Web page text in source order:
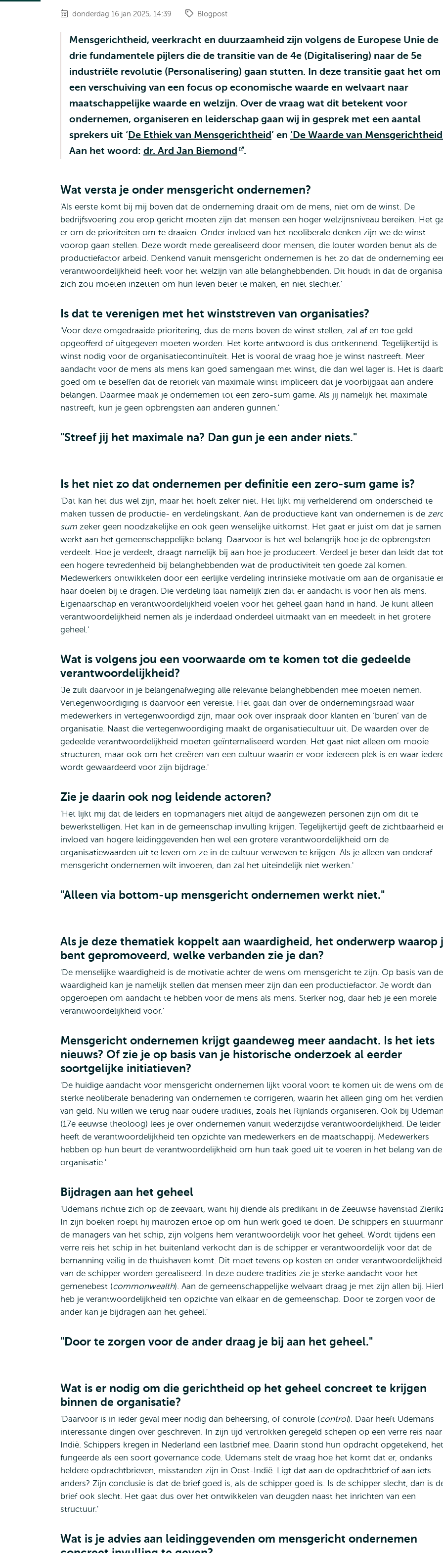
donderdag 16 jan 2025, 14:39 Blogpost
Mensgerichtheid, veerkracht en duurzaamheid zijn volgens de Europese Unie de
drie fundamentele pijlers die de transitie van de 4e (Digitalisering) naar de 5e
industriële revolutie (Personalisering) gaan stutten. In deze transitie gaat het om
een verschuiving van een focus op economische waarde en welvaart naar
maatschappelijke waarde en welzijn. Over de vraag wat dit betekent voor
ondernemen, organiseren en leiderschap gaan wij in gesprek met een aantal
sprekers uit ‘De Ethiek van Mensgerichtheid’ en ‘De Waarde van
Aan het woord: dr. Ard Jan Biemond
Opent
.
Wat versta je onder mensgericht ondernemen?
'Als eerste komt bij mij boven dat de onderneming draait om de mens, niet om de winst. De
bedrijfsvoering zou erop gericht moeten zijn dat mensen een hoger welzijnsniveau bereiken. Het
er om de prioriteiten om te draaien. Onder invloed van het neoliberale denken zijn we de winst
voorop gaan stellen. Deze wordt mede gerealiseerd door mensen, die louter worden benut als de
productiefactor arbeid. Denkend vanuit mensgericht ondernemen is het zo dat de onderneming
verantwoordelijkheid heeft voor het welzijn van alle belanghebbenden. Dit houdt in dat de
zich zou moeten inzetten om hun leven beter te maken, en niet slechter.'
Is dat te verenigen met het winststreven van organisaties?
'Voor deze omgedraaide prioritering, dus de mens boven de winst stellen, zal af en toe geld
opgeofferd of uitgegeven moeten worden. Het korte antwoord is dus ontkennend. Tegelijkertijd is
winst nodig voor de organisatiecontinuïteit. Het is vooral de vraag hoe je winst nastreeft. Meer
aandacht voor de mens als mens kan goed samengaan met winst, die dan wel lager is. Het is
goed om te beseffen dat de retoriek van maximale winst impliceert dat je voorbijgaat aan andere
belangen. Daarmee maak je ondernemen tot een zero-sum game. Als jij namelijk het maximale
nastreeft, kun je geen opbrengsten aan anderen gunnen.'
"Streef jij het maximale na? Dan gun je een ander niets."
Is het niet zo dat ondernemen per definitie een zero-sum game is?
'Dat kan het dus wel zijn, maar het hoeft zeker niet. Het lijkt mij verhelderend om onderscheid te
maken tussen de productie- en verdelingskant. Aan de productieve kant van ondernemen is de
sum zeker geen noodzakelijke en ook geen wenselijke uitkomst. Het gaat er juist om dat je samen
werkt aan het gemeenschappelijke belang. Daarvoor is het wel belangrijk hoe je de opbrengsten
verdeelt. Hoe je verdeelt, draagt namelijk bij aan hoe je produceert. Verdeel je beter dan leidt dat tot
een hogere tevredenheid bij belanghebbenden wat de productiviteit ten goede zal komen.
Medewerkers ontwikkelen door een eerlijke verdeling intrinsieke motivatie om aan de organisatie
haar doelen bij te dragen. Die verdeling laat namelijk zien dat er aandacht is voor hen als mens.
Eigenaarschap en verantwoordelijkheid voelen voor het geheel gaan hand in hand. Je kunt alleen
verantwoordelijkheid nemen als je inderdaad onderdeel uitmaakt van en meedeelt in het grotere
geheel.'
Wat is volgens jou een voorwaarde om te komen tot die gedeelde
verantwoordelijkheid?
'Je zult daarvoor in je belangenafweging alle relevante belanghebbenden mee moeten nemen.
Vertegenwoordiging is daarvoor een vereiste. Het gaat dan over de ondernemingsraad waar
medewerkers in vertegenwoordigd zijn, maar ook over inspraak door klanten en ‘buren’ van de
organisatie. Naast die vertegenwoordiging maakt de organisatiecultuur uit. De waarden over de
gedeelde verantwoordelijkheid moeten geïnternaliseerd worden. Het gaat niet alleen om mooie
structuren, maar ook om het creëren van een cultuur waarin er voor iedereen plek is en waar
wordt gewaardeerd voor zijn bijdrage.'
Zie je daarin ook nog leidende actoren?
'Het lijkt mij dat de leiders en topmanagers niet altijd de aangewezen personen zijn om dit te
bewerkstelligen. Het kan in de gemeenschap invulling krijgen. Tegelijkertijd geeft de zichtbaarheid
invloed van hogere leidinggevenden hen wel een grotere verantwoordelijkheid om de
organisatiewaarden uit te leven om ze in de cultuur verweven te krijgen. Als je alleen van onderaf
mensgericht ondernemen wilt invoeren, dan zal het uiteindelijk niet werken.'
"Alleen via bottom-up mensgericht ondernemen werkt niet."
Als je deze thematiek koppelt aan waardigheid, het onderwerp waarop
bent gepromoveerd, welke verbanden zie je dan?
'De menselijke waardigheid is de motivatie achter de wens om mensgericht te zijn. Op basis van de
waardigheid kan je namelijk stellen dat mensen meer zijn dan een productiefactor. Je wordt dan
opgeroepen om aandacht te hebben voor de mens als mens. Sterker nog, daar heb je een morele
verantwoordelijkheid voor.'
Mensgericht ondernemen krijgt gaandeweg meer aandacht. Is het iets
nieuws? Of zie je op basis van je historische onderzoek al eerder
soortgelijke initiatieven?
'De huidige aandacht voor mensgericht ondernemen lijkt vooral voort te komen uit de wens om
sterke neoliberale benadering van ondernemen te corrigeren, waarin het alleen ging om het
van geld. Nu willen we terug naar oudere tradities, zoals het Rijnlands organiseren. Ook bij
(17e eeuwse theoloog) lees je over ondernemen vanuit wederzijdse verantwoordelijkheid. De leider
heeft de verantwoordelijkheid ten opzichte van medewerkers en de maatschappij. Medewerkers
hebben op hun beurt de verantwoordelijkheid om hun taak goed uit te voeren in het belang van de
organisatie.'
Bijdragen aan het geheel
'Udemans richtte zich op de zeevaart, want hij diende als predikant in de Zeeuwse havenstad
In zijn boeken roept hij matrozen ertoe op om hun werk goed te doen. De schippers en
de managers van het schip, zijn volgens hem verantwoordelijk voor het geheel. Wordt tijdens een
verre reis het schip in het buitenland verkocht dan is de schipper er verantwoordelijk voor dat de
bemanning veilig in de thuishaven komt. Dit moet tevens op kosten en onder verantwoordelijkheid
van de schipper worden gerealiseerd. In deze oudere tradities zie je sterke aandacht voor het
gemenebest (commonwealth). Aan de gemeenschappelijke welvaart draag je met zijn allen bij.
heb je verantwoordelijkheid ten opzichte van elkaar en de gemeenschap. Door te zorgen voor de
ander kan je bijdragen aan het geheel.'
"Door te zorgen voor de ander draag je bij aan het geheel."
Wat is er nodig om die gerichtheid op het geheel concreet te krijgen
binnen de organisatie?
'Daarvoor is in ieder geval meer nodig dan beheersing, of controle (control). Daar heeft Udemans
interessante dingen over geschreven. In zijn tijd vertrokken geregeld schepen op een verre reis naar
Indië. Schippers kregen in Nederland een lastbrief mee. Daarin stond hun opdracht opgetekend, het
fungeerde als een soort governance code. Udemans stelt de vraag hoe het komt dat er, ondanks
heldere opdrachtbrieven, misstanden zijn in Oost-Indië. Ligt dat aan de opdrachtbrief of aan iets
anders? Zijn conclusie is dat de brief goed is, als de schipper goed is. Is de schipper slecht, dan is
brief ook slecht. Het gaat dus over het ontwikkelen van deugden naast het inrichten van een
structuur.'
Wat is je advies aan leidinggevenden om mensgericht ondernemen